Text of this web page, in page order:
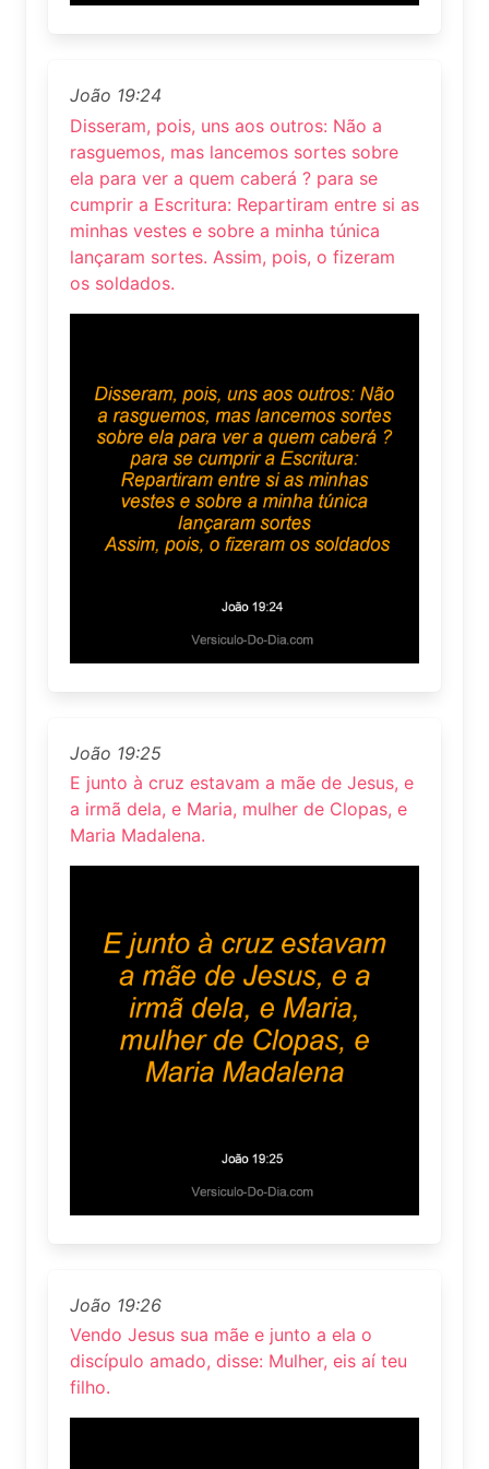
João 19:24
Disseram, pois, uns aos outros: Não a
rasguemos, mas lancemos sortes sobre
ela para ver a quem caberá ? para se
cumprir a Escritura: Repartiram entre si as
minhas vestes e sobre a minha túnica
lançaram sortes. Assim, pois, o fizeram
os soldados.
João 19:25
E junto à cruz estavam a mãe de Jesus, e
a irmã dela, e Maria, mulher de Clopas, e
Maria Madalena.
João 19:26
Vendo Jesus sua mãe e junto a ela o
discípulo amado, disse: Mulher, eis aí teu
filho.